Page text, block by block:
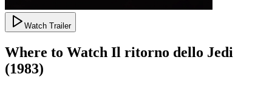
Watch Trailer
Where to Watch Il ritorno dello Jedi
(1983)